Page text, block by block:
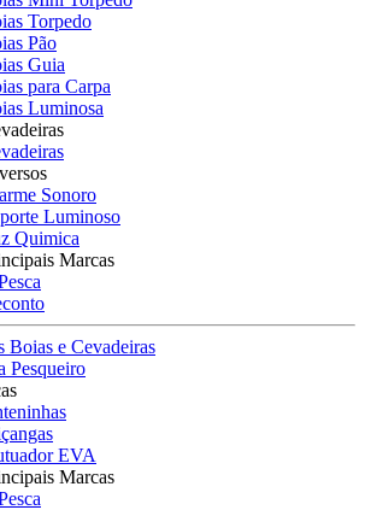
Torpedo
Pão
Guia
para Carpa
Luminosa
Sonoro
Luminoso
Quimica
Marcas
Boias e Cevadeiras
Pesqueiro
EVA
Marcas